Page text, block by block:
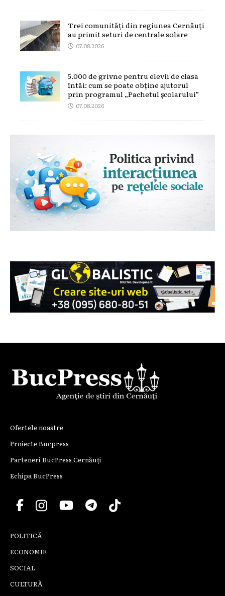
Trei comunități din regiunea Cernăuți
au primit seturi de centrale solare
07.08.2026
5.000 de grivne pentru elevii de clasa
întâi: cum se poate obține ajutorul
prin programul „Pachetul școlarului”
07.08.2026
Ofertele noastre
Proiecte Bucpress
Parteneri BucPress Cernăuți
Echipa BucPress
POLITICĂ
ECONOMIE
SOCIAL
CULTURĂ